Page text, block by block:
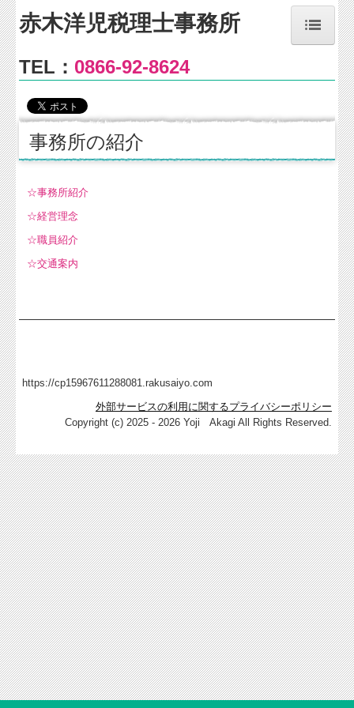
ホーム
事務所のご案内
事務所紹介
経営理念
交通案内
個人情報保護方針
採用情報
黒字に導くTKCシステム
FXクラウドシリーズ
FX2 中小企業向け
e21まいスター
FX4クラウド
DAIC2 建設業用会計
給与システム
赤木洋児税理士事務所
TEL： 0866-92-8624
事務所の紹介
☆事務所紹介
☆経営理念
☆職員紹介
☆交通案内
https://cp15967611288081.rakusaiyo.com
外部サービスの利用に関するプライバシーポリシー
Copyright (c) 2025 - 2026 Yoji Akagi All Rights Reserved.